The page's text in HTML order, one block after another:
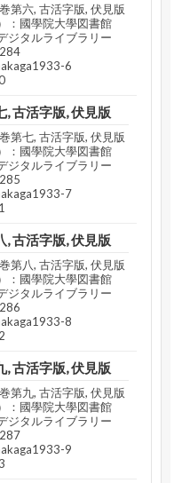
第六, 古活字版, 伏見版
：國學院大學図書館
ジタルライブラリー
6
, 古活字版, 伏見版
第七, 古活字版, 伏見版
：國學院大學図書館
ジタルライブラリー
7
, 古活字版, 伏見版
第八, 古活字版, 伏見版
：國學院大學図書館
ジタルライブラリー
8
, 古活字版, 伏見版
第九, 古活字版, 伏見版
：國學院大學図書館
ジタルライブラリー
9